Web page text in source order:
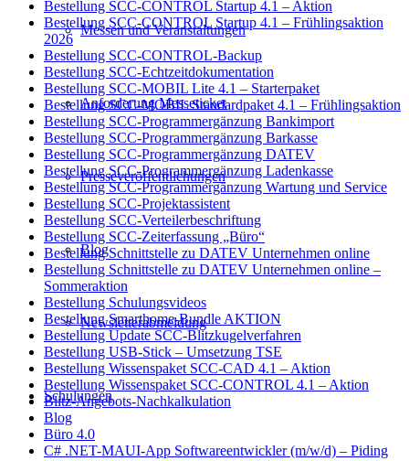
Messen und Veranstaltungen
Anforderung Messeticket
Presseveröffentlichungen
Blog
Newsletterabmeldung
Schulungen
Bestellung SCC-CONTROL Startup 4.1 – Aktion
Bestellung SCC-CONTROL Startup 4.1 – Frühlingsaktion
2026
Bestellung SCC-CONTROL-Backup
Bestellung SCC-Echtzeitdokumentation
Bestellung SCC-MOBIL Lite 4.1 – Starterpaket
Bestellung SCC-MOBIL Standardpaket 4.1 – Frühlingsaktion
Bestellung SCC-Programmergänzung Bankimport
Bestellung SCC-Programmergänzung Barkasse
Bestellung SCC-Programmergänzung DATEV
Bestellung SCC-Programmergänzung Ladenkasse
Bestellung SCC-Programmergänzung Wartung und Service
Bestellung SCC-Projektassistent
Bestellung SCC-Verteilerbeschriftung
Bestellung SCC-Zeiterfassung „Büro“
Bestellung Schnittstelle zu DATEV Unternehmen online
Bestellung Schnittstelle zu DATEV Unternehmen online –
Sommeraktion
Bestellung Schulungsvideos
Bestellung Smarthome-Bundle AKTION
Bestellung Update SCC-Blitzkugelverfahren
Bestellung USB-Stick – Umsetzung TSE
Bestellung Wissenspaket SCC-CAD 4.1 – Aktion
Bestellung Wissenspaket SCC-CONTROL 4.1 – Aktion
Blitz-Angebots-Nachkalkulation
Blog
Büro 4.0
C# .NET-MAUI-App Softwareentwickler (m/w/d) – Piding